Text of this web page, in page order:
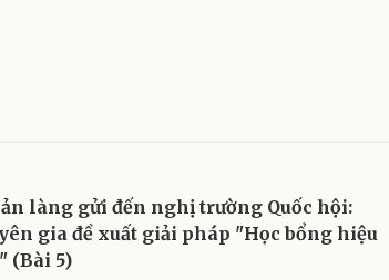
làng gửi đến nghị trường Quốc hội:
gia đề xuất giải pháp "Học bổng hiệu
(Bài 5)